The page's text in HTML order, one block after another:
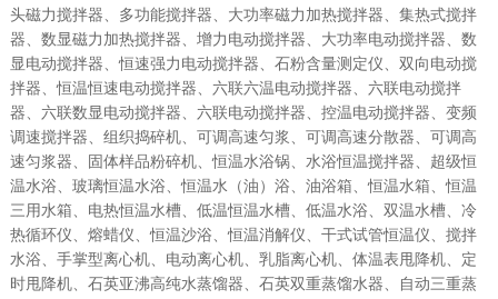
头磁力搅拌器、多功能搅拌器、大功率磁力加热搅拌器、集热式搅拌
器、数显磁力加热搅拌器、增力电动搅拌器、大功率电动搅拌器、数
显电动搅拌器、恒速强力电动搅拌器、石粉含量测定仪、双向电动搅
拌器、恒温恒速电动搅拌器、六联六温电动搅拌器、六联电动搅拌
器、六联数显电动搅拌器、六联电动搅拌器、控温电动搅拌器、变频
调速搅拌器、组织捣碎机、可调高速匀浆、可调高速分散器、可调高
速匀浆器、固体样品粉碎机、恒温水浴锅、水浴恒温搅拌器、超级恒
温水浴、玻璃恒温水浴、恒温水（油）浴、油浴箱、恒温水箱、恒温
三用水箱、电热恒温水槽、低温恒温水槽、低温水浴、双温水槽、冷
热循环仪、熔蜡仪、恒温沙浴、恒温消解仪、干式试管恒温仪、搅拌
水浴、手掌型离心机、电动离心机、乳脂离心机、体温表甩降机、定
时甩降机、石英亚沸高纯水蒸馏器、石英双重蒸馏水器、自动三重蒸